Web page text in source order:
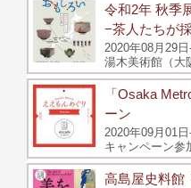
令和2年 秋季
−茶人たちが
2020年08月29
湯木美術館（大
「Osaka
ーン
2020年09月01
キャンペーン参
高島屋史料館